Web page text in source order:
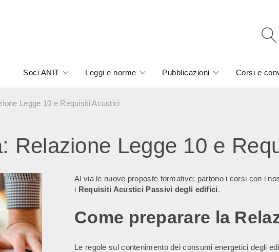
Soci ANIT Leggi e norme Pubblicazioni Corsi e
Legge 10 e Requisiti Acustici
Relazione Legge 10 e
Al via le nuove proposte formative: partono i corsi con i
i Requisiti Acustici Passivi degli edifici.
Come preparare la
Le regole sul contenimento dei consumi energetici degli